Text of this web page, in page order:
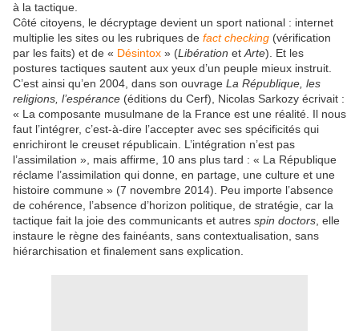
à la tactique.
Côté citoyens, le décryptage devient un sport national : internet
multiplie les sites ou les rubriques de fact checking (vérification
par les faits) et de « Désintox » (Libération et Arte). Et les
postures tactiques sautent aux yeux d’un peuple mieux instruit.
C’est ainsi qu’en 2004, dans son ouvrage La République, les
religions, l’espérance (éditions du Cerf), Nicolas Sarkozy écrivait :
« La composante musulmane de la France est une réalité. Il nous
faut l’intégrer, c’est-à-dire l’accepter avec ses spécificités qui
enrichiront le creuset républicain. L’intégration n’est pas
l’assimilation », mais affirme, 10 ans plus tard : « La République
réclame l’assimilation qui donne, en partage, une culture et une
histoire commune » (7 novembre 2014). Peu importe l’absence
de cohérence, l’absence d’horizon politique, de stratégie, car la
tactique fait la joie des communicants et autres spin doctors , elle
instaure le règne des fainéants, sans contextualisation, sans
hiérarchisation et finalement sans explication.